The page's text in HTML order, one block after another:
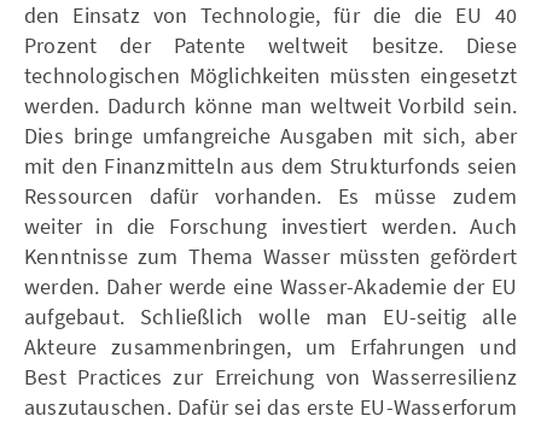
den Einsatz von Technologie, für die die EU 40
Prozent der Patente weltweit besitze. Diese
technologischen Möglichkeiten müssten eingesetzt
werden. Dadurch könne man weltweit Vorbild sein.
Dies bringe umfangreiche Ausgaben mit sich, aber
mit den Finanzmitteln aus dem Strukturfonds seien
Ressourcen dafür vorhanden. Es müsse zudem
weiter in die Forschung investiert werden. Auch
Kenntnisse zum Thema Wasser müssten gefördert
werden. Daher werde eine Wasser-Akademie der EU
aufgebaut. Schließlich wolle man EU-seitig alle
Akteure zusammenbringen, um Erfahrungen und
Best Practices zur Erreichung von Wasserresilienz
auszutauschen. Dafür sei das erste EU-Wasserforum